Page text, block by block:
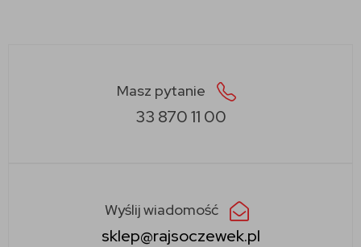
Masz pytanie
33 870 11 00
Wyślij wiadomość
sklep@rajsoczewek.pl